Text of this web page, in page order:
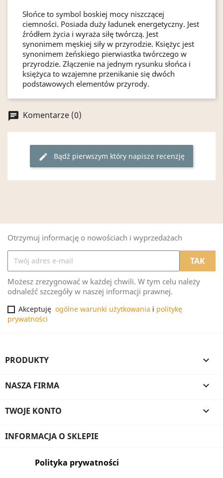
Słońce to symbol boskiej mocy niszczącej
ciemności. Posiada duży ładunek energetyczny. Jest
źródłem życia i wyraża siłę twórczą. Jest
synonimem męskiej siły w przyrodzie. Księżyc jest
synonimem żeńskiego pierwiastka twórczego w
przyrodzie. Złączenie na jednym rysunku słońca i
księżyca to wzajemne przenikanie się dwóch
podstawowych elementów przyrody.
chat Komentarze (0)
edit Bądź pierwszym który napisze recenzję
Otrzymuj informację o nowościach i wyprzedażach
Możesz zrezygnować w każdej chwili. W tym celu należy
odnaleźć szczegóły w naszej informacji prawnej.
Akceptuję ogólne warunki użytkowania i politykę
prywatności
PRODUKTY 
NASZA FIRMA 
TWOJE KONTO 
INFORMACJA O SKLEPIE
Polityka prywatności